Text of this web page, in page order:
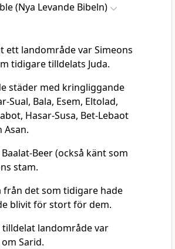
(Nya Levande Bibeln)
ett landområde var Simeons
tidigare tilldelats Juda.
städer med kringliggande
Sual, Bala, Esem, Eltolad,
Hasar-Susa, Bet-Lebaot
Asan.
Beer (också känt som
stam.
från det som tidigare hade
blivit för stort för dem.
landområde var
Sarid.